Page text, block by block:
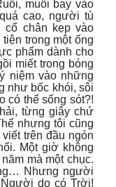
muỗi bay vào
cao, người tù
cổ chân kẹp vào
trong một ống
phẩm dành cho
miết trong bóng
niệm vào những
như bốc khói, sôi
có thể sống sót?!
từng giây chứ
nhưng tôi cũng
trên đầu ngón
Một giờ không
mà một chục.
Nhưng người
do có Trời!